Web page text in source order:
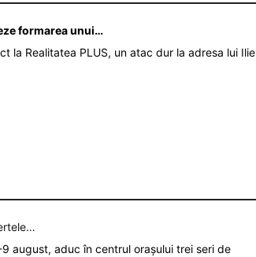
formarea unui…
la Realitatea PLUS, un atac dur la adresa lui Ilie
august, aduc în centrul orașului trei seri de